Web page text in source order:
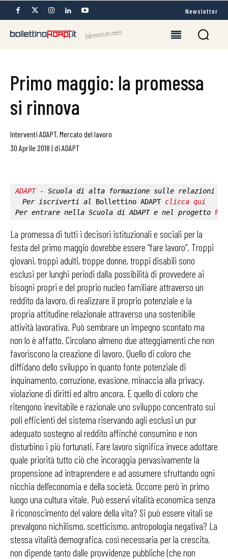
Newsletter
Primo maggio: la promessa
si rinnova
Interventi ADAPT, Mercato del lavoro
30 Aprile 2018 | di ADAPT
ADAPT - Scuola di alta formazione sulle relazioni
Per iscriverti al Bollettino ADAPT clicca qui
Per entrare nella Scuola di ADAPT e nel progetto
La promessa di tutti i decisori istituzionali e sociali per la
festa del primo maggio dovrebbe essere “fare lavoro”. Troppi
giovani, troppi adulti, troppe donne, troppi disabili sono
esclusi per lunghi periodi dalla possibilità di provvedere ai
bisogni propri e del proprio nucleo familiare attraverso un
reddito da lavoro, di realizzare il proprio potenziale e la
propria attitudine relazionale attraverso una sostenibile
attività lavorativa. Può sembrare un impegno scontato ma
non lo è affatto. Circolano almeno due atteggiamenti che non
favoriscono la creazione di lavoro. Quello di coloro che
diffidano dello sviluppo in quanto fonte potenziale di
inquinamento, corruzione, evasione, minaccia alla privacy,
violazione di diritti ed altro ancora. E quello di coloro che
ritengono inevitabile e razionale uno sviluppo concentrato sui
poli efficienti del sistema riservando agli esclusi un pur
adeguato sostegno al reddito affinché consumino e non
disturbino i più fortunati. Fare lavoro significa invece adottare
quale priorità tutto ciò che incoraggia pervasivamente la
propensione ad intraprendere e ad assumere sfruttando ogni
nicchia dell’economia e della società. Occorre però in primo
luogo una cultura vitale. Può esservi vitalità economica senza
il riconoscimento del valore della vita? Si può essere vitali se
prevalgono nichilismo, scetticismo, antropologia negativa? La
stessa vitalità demografica, così necessaria per la crescita,
non dipende tanto dalle provvidenze pubbliche (che non